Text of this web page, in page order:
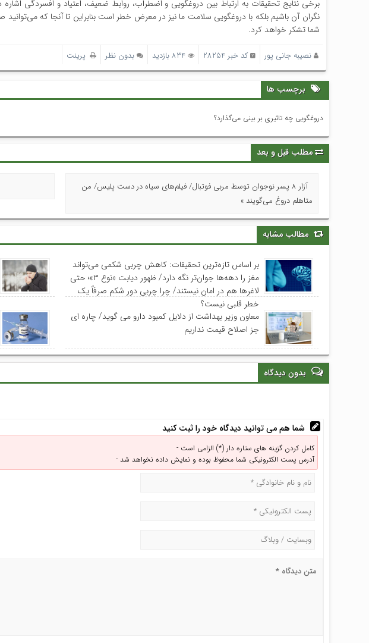
برخی نتایج تحقیقات به ارتباط بین دروغگویی و اضطراب، روابط ضعیف، اعتیاد و افسردگی
نگران آن باشیم بلکه با دروغگویی سلامت ما نیز در معرض خطر است بنابراین تا آنجا که
شما تشکر خواهد کرد.
نصیبه جانی پور کد خبر 28254 834 بازدید بدون نظر پرینت
برچسب ها
دروغگویی چه تاثیری بر بینی می‌گذارد؟
مطلب قبل و بعد
آزار ۸ پسر نوجوان توسط مربی فوتبال/ فیلم‌های سیاه در دست پلیس/ من
متاهلم دروغ می‌گویند »
مطالب مشابه
بر اساس تازه‌ترین تحقیقات: کاهش چربی شکمی می‌تواند
مغز را دهه‌ها جوان‌تر نگه دارد/ ظهور دیابت «نوع ۳»؛ حتی
لاغرها هم در امان نیستند/ چرا چربی دور شکم صرفاً یک
خطر قلبی نیست؟
معاون وزیر بهداشت از دلایل کمبود دارو می گوید/ چاره ای
جز اصلاح قیمت نداریم
بدون دیدگاه
شما هم می توانید دیدگاه خود را ثبت کنید
کامل کردن گزینه های ستاره دار (*) الزامی است -
آدرس پست الکترونیکی شما محفوظ بوده و نمایش داده نخواهد شد -